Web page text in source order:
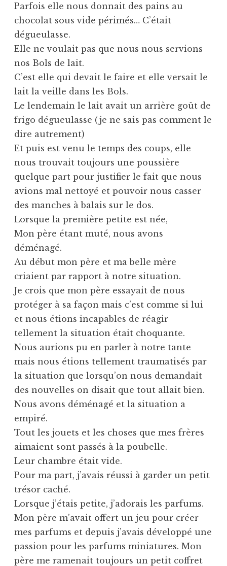
Parfois elle nous donnait des pains au
chocolat sous vide périmés… C’était
dégueulasse.
Elle ne voulait pas que nous nous servions
nos Bols de lait.
C’est elle qui devait le faire et elle versait le
lait la veille dans les Bols.
Le lendemain le lait avait un arrière goût de
frigo dégueulasse (je ne sais pas comment le
dire autrement)
Et puis est venu le temps des coups, elle
nous trouvait toujours une poussière
quelque part pour justifier le fait que nous
avions mal nettoyé et pouvoir nous casser
des manches à balais sur le dos.
Lorsque la première petite est née,
Mon père étant muté, nous avons
déménagé.
Au début mon père et ma belle mère
criaient par rapport à notre situation.
Je crois que mon père essayait de nous
protéger à sa façon mais c’est comme si lui
et nous étions incapables de réagir
tellement la situation était choquante.
Nous aurions pu en parler à notre tante
mais nous étions tellement traumatisés par
la situation que lorsqu’on nous demandait
des nouvelles on disait que tout allait bien.
Nous avons déménagé et la situation a
empiré.
Tout les jouets et les choses que mes frères
aimaient sont passés à la poubelle.
Leur chambre était vide.
Pour ma part, j’avais réussi à garder un petit
trésor caché.
Lorsque j’étais petite, j’adorais les parfums.
Mon père m’avait offert un jeu pour créer
mes parfums et depuis j’avais développé une
passion pour les parfums miniatures. Mon
père me ramenait toujours un petit coffret